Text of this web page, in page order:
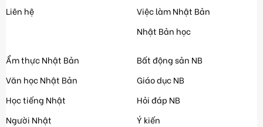
Liên hệ
Việc làm Nhật Bản
Nhật Bản học
Ẩm thực Nhật Bản
Văn học Nhật Bản
Học tiếng Nhật
Người Nhật
Bất động sản NB
Giáo dục NB
Hỏi đáp NB
Ý kiến